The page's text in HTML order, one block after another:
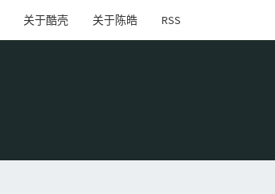
关于酷壳 关于陈皓 RSS